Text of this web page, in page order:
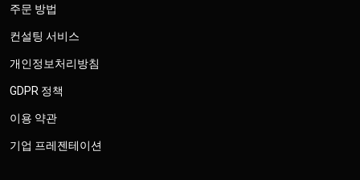
주문 방법
컨설팅 서비스
개인정보처리방침
GDPR 정책
이용 약관
기업 프레젠테이션